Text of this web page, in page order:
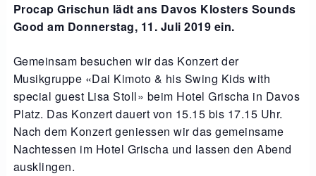
Procap Grischun lädt ans Davos Klosters Sounds
Good am Donnerstag, 11. Juli 2019 ein.
Gemeinsam besuchen wir das Konzert der
Musikgruppe «Dai Kimoto & his Swing Kids with
special guest Lisa Stoll» beim Hotel Grischa in Davos
Platz. Das Konzert dauert von 15.15 bis 17.15 Uhr.
Nach dem Konzert geniessen wir das gemeinsame
Nachtessen im Hotel Grischa und lassen den Abend
ausklingen.